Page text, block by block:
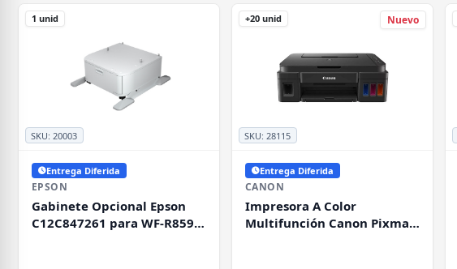
SKU: 20003
1 unid
Entrega Diferida
EPSON
Gabinete Opcional Epson
C12C847261 para WF-R8590,
Nuevo
SKU: 28115
+20 unid
Entrega Diferida
CANON
Impresora A Color
Multifunción Canon Pixma